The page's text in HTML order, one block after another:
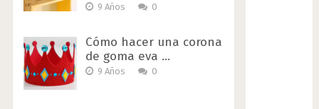
9 Años 0
Cómo hacer una corona
de goma eva …
9 Años 0